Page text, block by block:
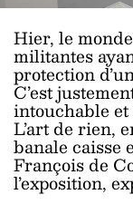
Hier, le
militantes
protection
C’est
intouchable
L’art de rien,
banale caisse
François de
l’exposition,